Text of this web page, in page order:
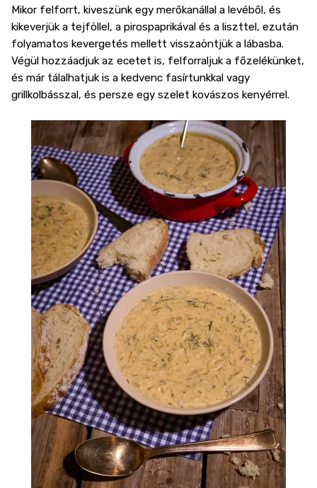
Mikor felforrt, kiveszünk egy merőkanállal a levéből, és
kikeverjük a tejföllel, a pirospaprikával és a liszttel, ezután
folyamatos kevergetés mellett visszaöntjük a lábasba.
Végül hozzáadjuk az ecetet is, felforraljuk a főzelékünket,
és már tálalhatjuk is a kedvenc fasírtunkkal vagy
grillkolbásszal, és persze egy szelet kovászos kenyérrel.